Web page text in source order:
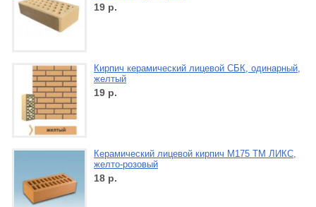
19 р.
Кирпич керамический лицевой СБК, одинарный,
желтый
19 р.
Керамический лицевой кирпич М175 ТМ ЛИКС,
желто-розовый
18 р.